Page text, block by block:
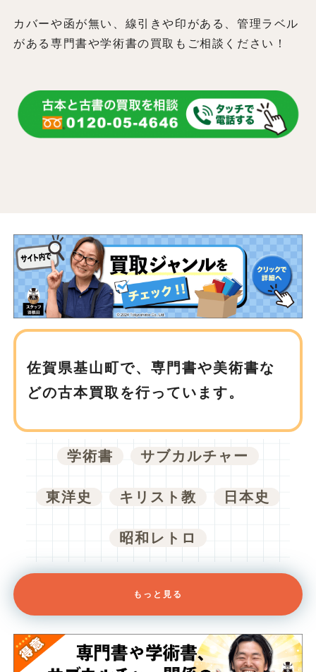
カバーや函が無い、線引きや印がある、管理ラベル
がある専門書や学術書の買取もご相談ください！
佐賀県基山町で、専門書や美術書な
どの古本買取を行っています。
学術書 サブカルチャー
東洋史 キリスト教 日本史
昭和レトロ
もっと見る